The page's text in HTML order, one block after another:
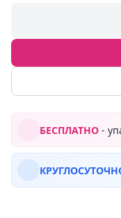
БЕСПЛАТНО -